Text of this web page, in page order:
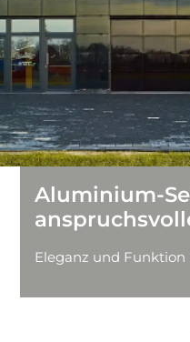
Rollgitter
Versorgungsstationen
Sammelgaragen
Feuerschutz-
Brandschutzvorhänge
Aluminium-
Eleganz und